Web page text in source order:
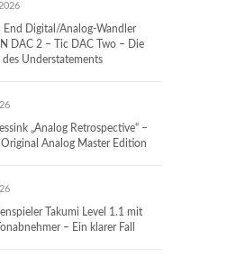
End Digital/Analog-Wandler
DAC 2 – Tic DAC Two – Die
Understatements
„Analog Retrospective“ –
Original Analog Master Edition
Takumi Level 1.1 mit
– Ein klarer Fall